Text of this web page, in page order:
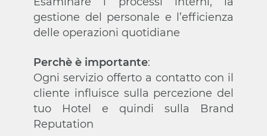
di Distribuzione, EBITDA)
ti aiuta a capire se stai vendendo al
giusto prezzo, a quantificare i costi di
distribuzione e a confrontarti con le
performance dei competitors
gestione del personale e l’efficienza
delle operazioni quotidiane
Perchè è importante:
Ogni servizio offerto a contatto con il
cliente influisce sulla percezione del
tuo Hotel e quindi sulla Brand
Reputation